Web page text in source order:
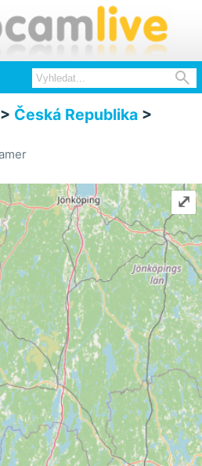

> Česká Republika >
⤢